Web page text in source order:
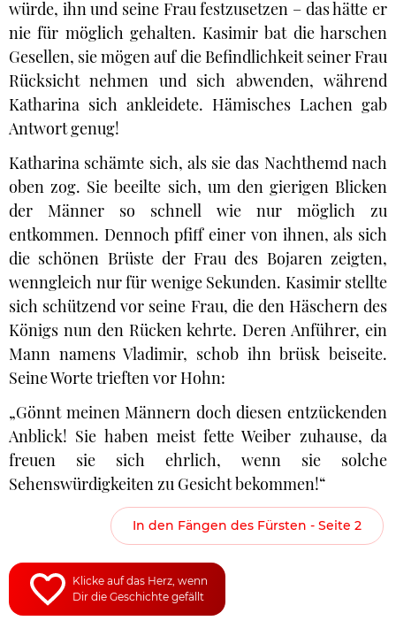
würde, ihn und seine Frau festzusetzen – das hätte er
nie für möglich gehalten. Kasimir bat die harschen
Gesellen, sie mögen auf die Befindlichkeit seiner Frau
Rücksicht nehmen und sich abwenden, während
Katharina sich ankleidete. Hämisches Lachen gab
Antwort genug!
Katharina schämte sich, als sie das Nachthemd nach
oben zog. Sie beeilte sich, um den gierigen Blicken
der Männer so schnell wie nur möglich zu
entkommen. Dennoch pfiff einer von ihnen, als sich
die schönen Brüste der Frau des Bojaren zeigten,
wenngleich nur für wenige Sekunden. Kasimir stellte
sich schützend vor seine Frau, die den Häschern des
Königs nun den Rücken kehrte. Deren Anführer, ein
Mann namens Vladimir, schob ihn brüsk beiseite.
Seine Worte trieften vor Hohn:
„Gönnt meinen Männern doch diesen entzückenden
Anblick! Sie haben meist fette Weiber zuhause, da
freuen sie sich ehrlich, wenn sie solche
Sehenswürdigkeiten zu Gesicht bekommen!“
In den Fängen des Fürsten - Seite 2
Klicke auf das Herz, wenn
Dir die Geschichte gefällt